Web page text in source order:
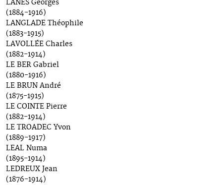
LANES Georges
(1884-1916)
LANGLADE Théophile
(1883-1915)
LAVOLLÉE Charles
(1882-1914)
LE BER Gabriel
(1880-1916)
LE BRUN André
(1875-1915)
LE COINTE Pierre
(1882-1914)
LE TROADEC Yvon
(1889-1917)
LEAL Numa
(1895-1914)
LEDREUX Jean
(1876-1914)